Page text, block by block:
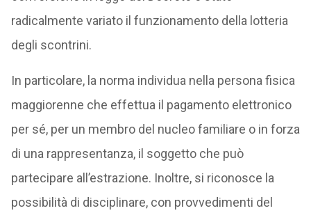
radicalmente variato il funzionamento della lotteria
degli scontrini.
In particolare, la norma individua nella persona fisica
maggiorenne che effettua il pagamento elettronico
per sé, per un membro del nucleo familiare o in forza
di una rappresentanza, il soggetto che può
partecipare all’estrazione. Inoltre, si riconosce la
possibilità di disciplinare, con provvedimenti del